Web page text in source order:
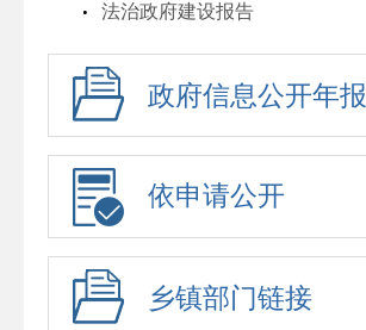
法治政府建设报告
政府信息公开年报
依申请公开
乡镇部门链接